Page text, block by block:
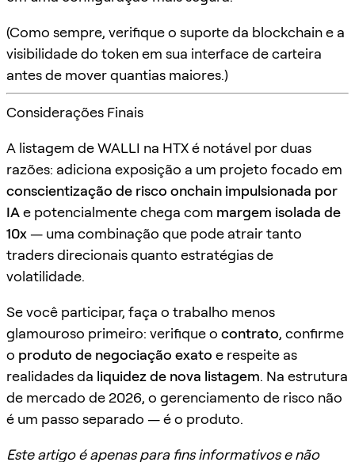
(Como sempre, verifique o suporte da blockchain e a
visibilidade do token em sua interface de carteira
antes de mover quantias maiores.)
Considerações Finais
A listagem de WALLI na HTX é notável por duas
razões: adiciona exposição a um projeto focado em
conscientização de risco onchain impulsionada por
IAe potencialmente chega com margem isolada de
10x — uma combinação que pode atrair tanto
traders direcionais quanto estratégias de
volatilidade.
Se você participar, faça o trabalho menos
glamouroso primeiro: verifique o contrato, confirme
o produto de negociação exato e respeite as
realidades da liquidez de nova listagem. Na estrutura
de mercado de 2026, o gerenciamento de risco não
é um passo separado — é o produto.
Este artigo é apenas para fins informativos e não